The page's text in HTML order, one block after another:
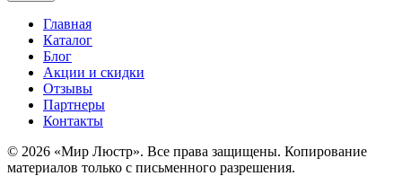
Главная
Каталог
Блог
Акции и скидки
Отзывы
Партнеры
Контакты
© 2026 «Мир Люстр». Все права защищены. Копирование
материалов только с письменного разрешения.